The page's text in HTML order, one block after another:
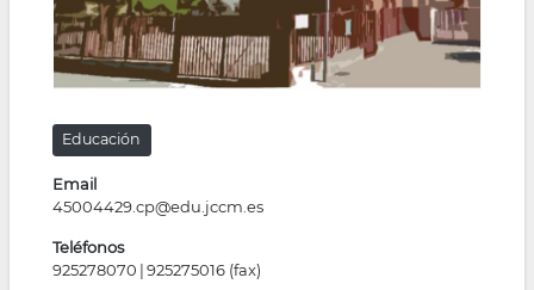
Educación
Email
45004429.cp@edu.jccm.es
Teléfonos
925278070 925275016 (fax)